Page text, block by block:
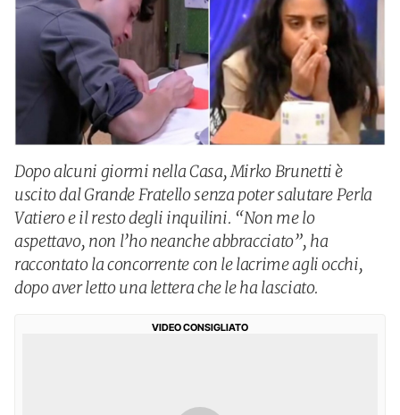
Dopo alcuni giormi nella Casa, Mirko Brunetti è
uscito dal Grande Fratello senza poter salutare Perla
Vatiero e il resto degli inquilini. “Non me lo
aspettavo, non l’ho neanche abbracciato”, ha
raccontato la concorrente con le lacrime agli occhi,
dopo aver letto una lettera che le ha lasciato.
VIDEO CONSIGLIATO